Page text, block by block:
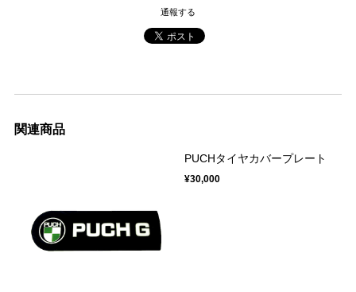
通報する
関連商品
PUCHタイヤカバープレート
¥30,000